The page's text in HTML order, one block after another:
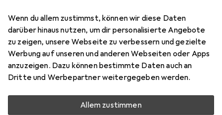
Wenn du allem zustimmst, können wir diese Daten
darüber hinaus nutzen, um dir personalisierte Angebote
zu zeigen, unsere Webseite zu verbessern und gezielte
Werbung auf unseren und anderen Webseiten oder Apps
anzuzeigen. Dazu können bestimmte Daten auch an
Dritte und Werbepartner weitergegeben werden.
Allem zustimmen
Bewertungen Marke
Mehr von Amewi
Zwischen Fr, 21.8. und Sa, 29.8. geliefert
Benachrichtigen, wenn schneller verfügbar